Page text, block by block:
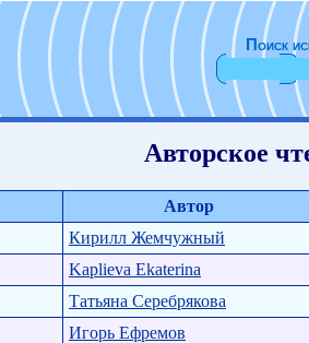
Поиск
Авторское
Автор
Кирилл Жемчужный
Kaplieva Ekaterina
Татьяна Серебрякова
Игорь Ефремов